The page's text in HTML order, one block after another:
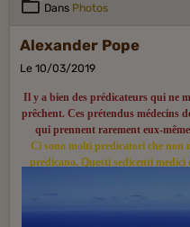
Dans Photos
Alexander Pope
Le 10/03/2019
Il y a bien des prédicateurs qui ne
prêchent. Ces prétendus médecins
qui prennent rarement eux-
Ci sono molti predicatori che
predicano. Questi sedicenti